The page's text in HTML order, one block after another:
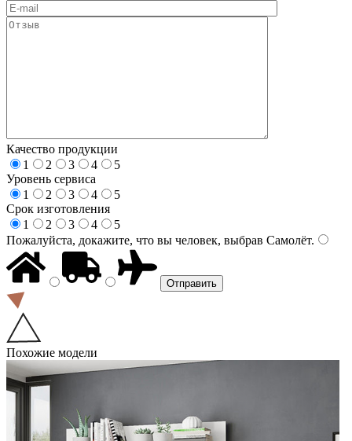
Качество продукции
1
2 3 4
5
Уровень сервиса
1
2 3 4
5
Срок изготовления
1
2 3 4
5
Пожалуйста, докажите, что вы человек, выбрав Самолёт.
Похожие модели